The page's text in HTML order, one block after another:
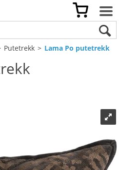
Putetrekk>Lama Po putetrekk